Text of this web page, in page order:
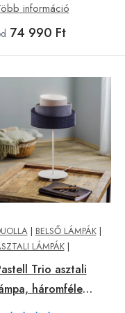
információ
74 990 Ft
| BELSŐ LÁMPÁK|
LÁMPÁK|
Trio asztali
háromféle
50cm